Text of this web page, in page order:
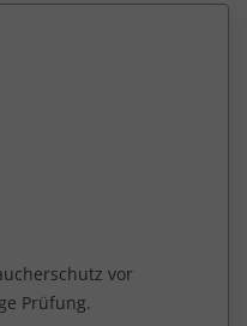
vor
Prüfung.